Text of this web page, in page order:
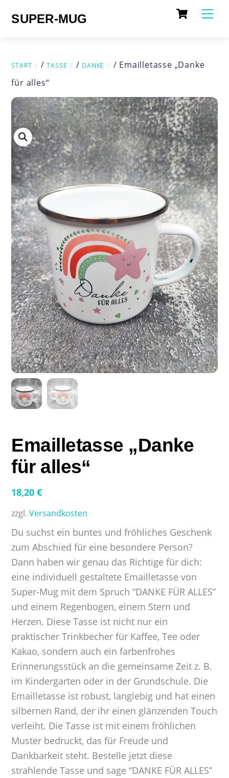
Cart
SUPER-MUG
START /TASSE / DANKE
/ Emailletasse „Danke
für alles“
Emailletasse „Danke
für alles“
18,20€
zzgl.Versandkosten
Du suchst ein buntes und fröhliches Geschenk
zum Abschied für eine besondere Person?
Dann haben wir genau das Richtige für dich:
eine individuell gestaltete Emailletasse von
Super-Mug mit dem Spruch “DANKE FÜR ALLES”
und einem Regenbogen, einem Stern und
Herzen. Diese Tasse ist nicht nur ein
praktischer Trinkbecher für Kaffee, Tee oder
Kakao, sondern auch ein farbenfrohes
Erinnerungsstück an die gemeinsame Zeit z. B.
im Kindergarten oder in der Grundschule. Die
Emailletasse ist robust, langlebig und hat einen
silbernen Rand, der ihr einen glänzenden Touch
verleiht. Die Tasse ist mit einem fröhlichen
Muster bedruckt, das für Freude und
Dankbarkeit steht. Bestelle jetzt diese
strahlende Tasse und sage “DANKE FÜR ALLES”